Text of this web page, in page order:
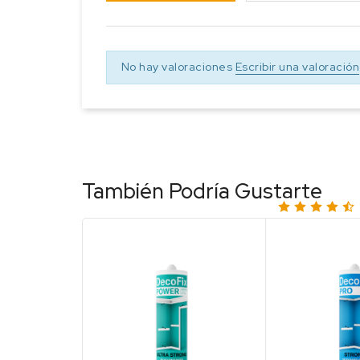
No hay valoraciones Escribir una valoración
También Podría Gustarte